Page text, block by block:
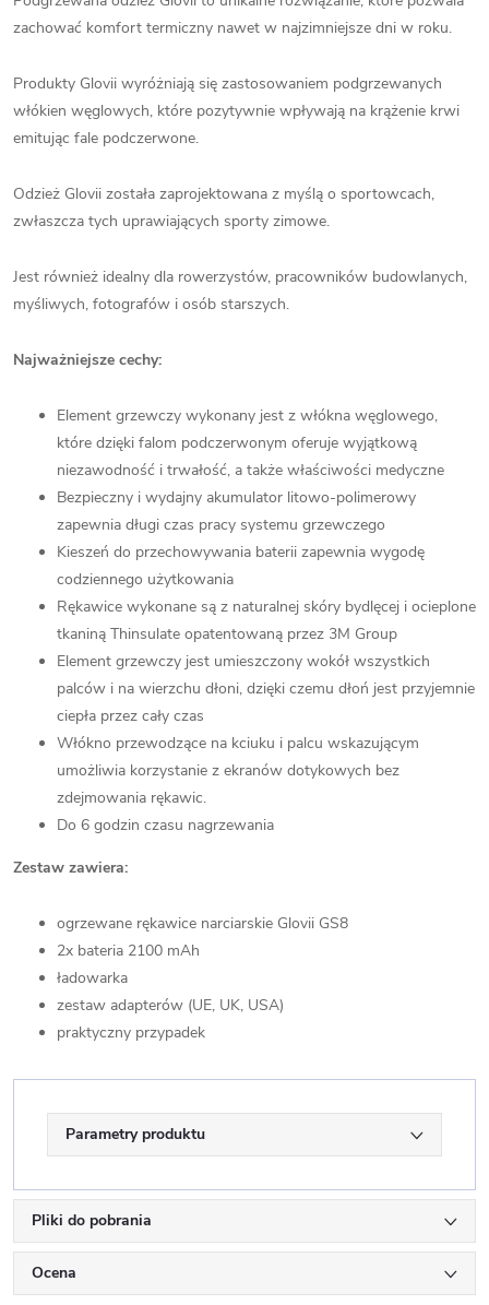
zachować komfort termiczny nawet w najzimniejsze dni w roku.
Produkty Glovii wyróżniają się zastosowaniem podgrzewanych
włókien węglowych, które pozytywnie wpływają na krążenie krwi
emitując fale podczerwone.
Odzież Glovii została zaprojektowana z myślą o sportowcach,
zwłaszcza tych uprawiających sporty zimowe.
Jest również idealny dla rowerzystów, pracowników budowlanych,
myśliwych, fotografów i osób starszych.
Najważniejsze cechy:
Element grzewczy wykonany jest z włókna węglowego,
które dzięki falom podczerwonym oferuje wyjątkową
niezawodność i trwałość, a także właściwości medyczne
Bezpieczny i wydajny akumulator litowo-polimerowy
zapewnia długi czas pracy systemu grzewczego
Kieszeń do przechowywania baterii zapewnia wygodę
codziennego użytkowania
Rękawice wykonane są z naturalnej skóry bydlęcej i ocieplone
tkaniną Thinsulate opatentowaną przez 3M Group
Element grzewczy jest umieszczony wokół wszystkich
palców i na wierzchu dłoni, dzięki czemu dłoń jest przyjemnie
ciepła przez cały czas
Włókno przewodzące na kciuku i palcu wskazującym
umożliwia korzystanie z ekranów dotykowych bez
zdejmowania rękawic.
Do 6 godzin czasu nagrzewania
Zestaw zawiera:
ogrzewane rękawice narciarskie Glovii GS8
2x bateria 2100 mAh
ładowarka
zestaw adapterów (UE, UK, USA)
praktyczny przypadek
Parametry produktu
Pliki do pobrania
Ocena